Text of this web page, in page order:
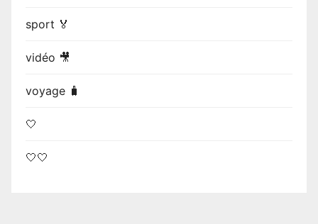
sport 🏅
vidéo 🎥
voyage 🧳
🤍
🤍🤍